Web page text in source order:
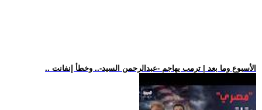
.. الأسبوع وما بعد | ترمب يهاجم -عبدالرحمن السيد-.. وخطأ إنفانت